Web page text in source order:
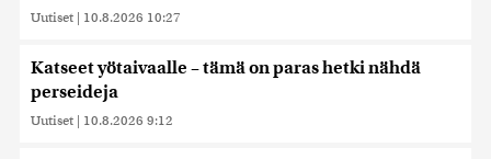
Uutiset | 10.8.2026 10:27
Katseet yötaivaalle – tämä on paras hetki nähdä
perseideja
Uutiset | 10.8.2026 9:12